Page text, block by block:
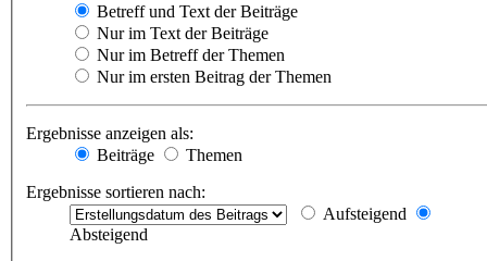
Betreff und Text der Beiträge
Nur im Text der Beiträge
Nur im Betreff der Themen
Nur im ersten Beitrag der Themen
Ergebnisse anzeigen als:
Beiträge
Themen
Ergebnisse sortieren nach:
Aufsteigend
Absteigend